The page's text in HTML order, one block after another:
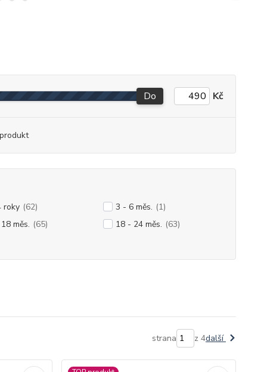
Do Kč
roky (62) 3 - 6 měs. (1)
měs. (65) 18 - 24 měs. (63)
strana z 4další